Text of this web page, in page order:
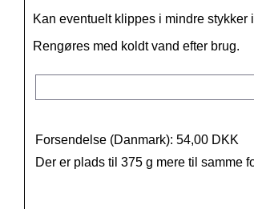
Kan eventuelt klippes i mindre stykker
Rengøres med koldt vand efter brug.
Forsendelse (Danmark): 54,00 DKK
Der er plads til 375 g mere til samme